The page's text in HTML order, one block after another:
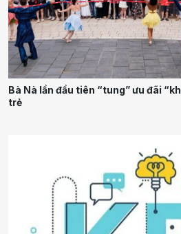
Bà Nà lần đầu tiên “tung” ưu đãi
trẻ